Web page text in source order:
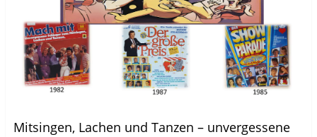
Mitsingen, Lachen und Tanzen – unvergessene